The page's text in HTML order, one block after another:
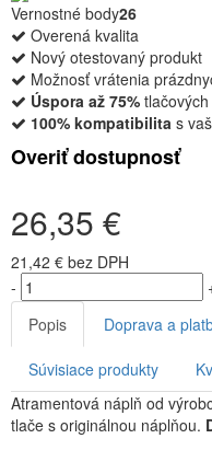
Vernostné body26
Overená kvalita
Nový otestovaný produkt
Možnosť vrátenia
Úspora až 75%
100% kompatibilita s
Overiť dostupnosť
26,35 €
21,42 € bez DPH
-
Popis
Doprava a
Súvisiace produkty
Atramentová náplň od
tlače s originálnou náplňou.